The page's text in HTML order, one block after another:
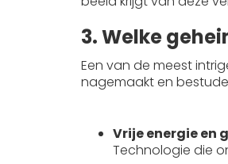
3. Welke
Een van de meest
nagemaakt en
Vrije energie en
Technologie die